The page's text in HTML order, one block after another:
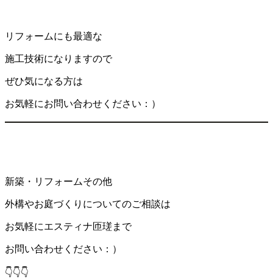
リフォームにも最適な
施工技術になりますので
ぜひ気になる方は
お気軽にお問い合わせください：）
新築・リフォームその他
外構やお庭づくりについてのご相談は
お気軽にエスティナ匝瑳まで
お問い合わせください：）
👇👇👇